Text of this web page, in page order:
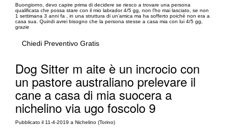
Buongiorno, devo capire prima di decidere se riesco a trovare una persona
qualificata che possa stare con il mio labrador 4/5 gg, non l’ho mai lasciato, se non
1 settimana 3 anni fa , in una struttura di un’amica ma ha sofferto poiché non era a
casa sua. Quindi avrei bisogno che la persona stesse a casa mia con lui 4/5 gg,
grazie
Chiedi Preventivo Gratis
Dog Sitter m aite è un incrocio con
un pastore australiano prelevare il
cane a casa di mia suocera a
nichelino via ugo foscolo 9
Pubblicato il 11-4-2019 a Nichelino (Torino)